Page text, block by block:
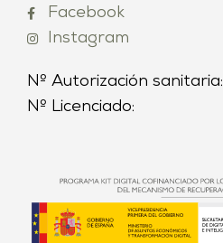
Facebook
Instagram
Nº Autorización sanitaria:
Nº Licenciado: